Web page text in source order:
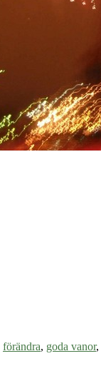
förändra, goda vanor,